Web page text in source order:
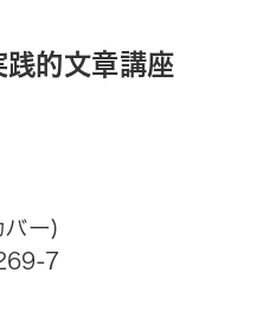
践的文章講座
バー)
7